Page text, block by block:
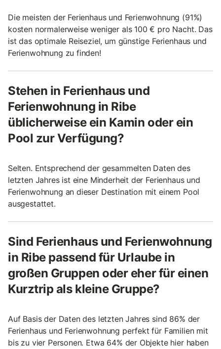
Die meisten der Ferienhaus und Ferienwohnung (91%)
kosten normalerweise weniger als 100 € pro Nacht. Das
ist das optimale Reiseziel, um günstige Ferienhaus und
Ferienwohnung zu finden!
Stehen in Ferienhaus und
Ferienwohnung in Ribe
üblicherweise ein Kamin oder ein
Pool zur Verfügung?
Selten. Entsprechend der gesammelten Daten des
letzten Jahres ist eine Minderheit der Ferienhaus und
Ferienwohnung an dieser Destination mit einem Pool
ausgestattet.
Sind Ferienhaus und Ferienwohnung
in Ribe passend für Urlaube in
großen Gruppen oder eher für einen
Kurztrip als kleine Gruppe?
Auf Basis der Daten des letzten Jahres sind 86% der
Ferienhaus und Ferienwohnung perfekt für Familien mit
bis zu vier Personen. Etwa 64% der Objekte hier haben